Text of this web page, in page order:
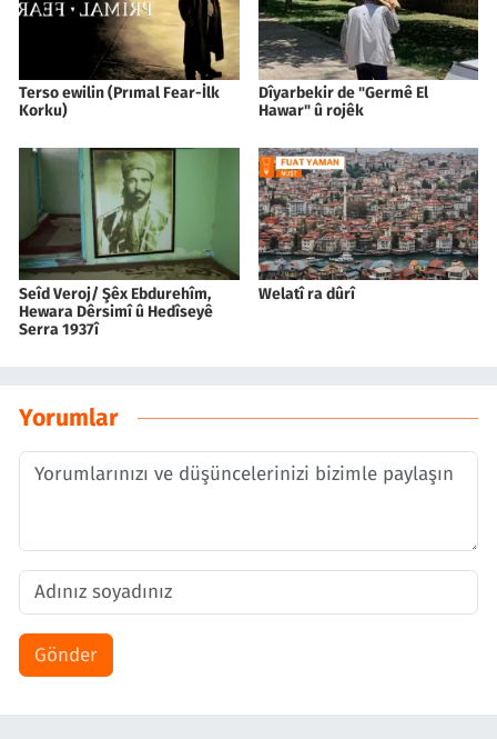
Terso ewilin (Prımal Fear-İlk
Korku)
Dîyarbekir de "Germê El
Hawar" û rojêk
Seîd Veroj/ Şêx Ebdurehîm,
Hewara Dêrsimî û Hedîseyê
Serra 1937î
Welatî ra dûrî
Yorumlar
Gönder